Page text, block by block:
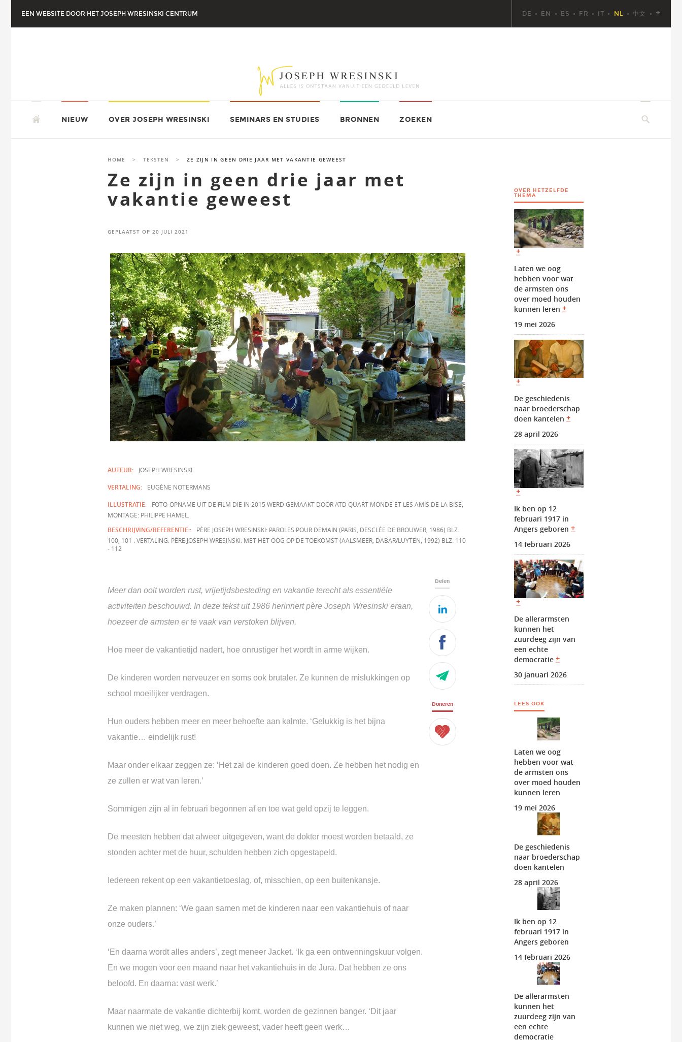
inhoud
EEN WEBSITE DOOR HET JOSEPH WRESINSKI CENTRUM DE EN ES FR IT NL 中文 +
JOSEPH WRESINSKI NL
DE
INHOUD
NIEUW OVER JOSEPH WRESINSKI SEMINARS EN STUDIES BRONNEN ZOEKEN
HOME > TEKSTEN > ZE ZIJN IN GEEN DRIE JAAR MET VAKANTIE GEWEEST
Ze zijn in geen drie jaar met
vakantie geweest
GEPLAATST OP20 JULI 2021
AUTEUR: JOSEPH WRESINSKI
VERTALING: EUGÈNE NOTERMANS
ILLUSTRATIE:
FOTO-OPNAME UIT DE FILM DIE IN 2015 WERD GEMAAKT DOOR ATD QUART MONDE ET LES AMIS DE LA BISE,
MONTAGE: PHILIPPE HAMEL.
BESCHRIJVING/REFERENTIE::
PÈRE JOSEPH WRESINSKI: PAROLES POUR DEMAIN (PARIS, DESCLÉE DE BROUWER, 1986) BLZ.
100, 101 . VERTALING: PÈRE JOSEPH WRESINSKI: MET HET OOG OP DE TOEKOMST (AALSMEER, DABAR/LUYTEN, 1992) BLZ. 110
- 112
Meer dan ooit worden rust, vrijetijdsbesteding en vakantie terecht als essentiële
activiteiten beschouwd. In deze tekst uit 1986 herinnert père Joseph Wresinski eraan,
hoezeer de armsten er te vaak van verstoken blijven.
Hoe meer de vakantietijd nadert, hoe onrustiger het wordt in arme wijken.
De kinderen worden nerveuzer en soms ook brutaler. Ze kunnen de mislukkingen op
school moeilijker verdragen.
Hun ouders hebben meer en meer behoefte aan kalmte. ‘Gelukkig is het bijna
vakantie… eindelijk rust!
Maar onder elkaar zeggen ze: ‘Het zal de kinderen goed doen. Ze hebben het nodig en
ze zullen er wat van leren.’
Sommigen zijn al in februari begonnenaf en toe wat geld opzij te leggen.
De meesten hebben dat alweer uitgegeven,want de dokter moest worden betaald, ze
stonden achter met de huur,schulden hebben zich opgestapeld.
Iedereen rekent op een vakantietoeslag,of, misschien, op een buitenkansje.
Ze maken plannen: ‘We gaan samen met de kinderen naar een vakantiehuisof naar
onze ouders.’
‘En daarna wordt alles anders’, zegt meneer Jacket. ‘Ik ga een ontwenningskuur volgen.
En we mogen voor een maand naar het vakantiehuis in de Jura. Dat hebben ze ons
beloofd. En daarna: vast werk.’
Maar naarmate de vakantie dichterbij komt,worden de gezinnen banger. ‘Dit jaar
kunnen we niet weg,we zijn ziek geweest, vader heeft geen werk…
Delen
Doneren
OVER HETZELFDE
THEMA
Laten we oog
hebben voor wat
de armsten ons
over moed houden
kunnen leren
19 mei 2026
De geschiedenis
naar broederschap
doen kantelen
28 april 2026
Ik ben op 12
februari 1917 in
Angers geboren
14 februari 2026
De allerarmsten
kunnen het
zuurdeeg zijn van
een echte
democratie
30 januari 2026
LEES OOK
Laten we oog
hebben voor wat
de armsten ons
over moed houden
kunnen leren
19 mei 2026
De geschiedenis
naar broederschap
doen kantelen
28 april 2026
Ik ben op 12
februari 1917 in
Angers geboren
14 februari 2026
De allerarmsten
kunnen het
zuurdeeg zijn van
een echte
democratie